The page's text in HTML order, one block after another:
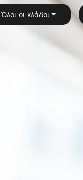
Όλοι οι κλάδοι